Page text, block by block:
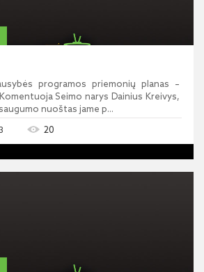
programos priemonių planas –
Seimo narys Dainius Kreivys,
nuoštas jame p...
20